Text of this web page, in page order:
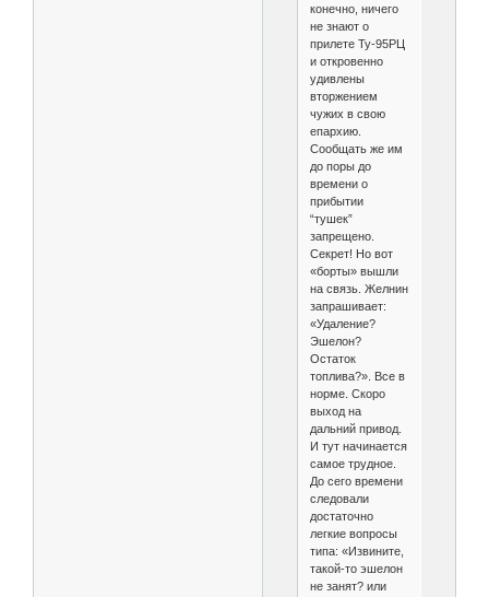
конечно, ничего
не знают о
прилете Ту-95РЦ
и откровенно
удивлены
вторжением
чужих в свою
епархию.
Сообщать же им
до поры до
времени о
прибытии
“тушек”
запрещено.
Секрет! Но вот
«борты» вышли
на связь. Желнин
запрашивает:
«Удаление?
Эшелон?
Остаток
топлива?». Все в
норме. Скоро
выход на
дальний привод.
И тут начинается
самое трудное.
До сего времени
следовали
достаточно
легкие вопросы
типа: «Извините,
такой-то эшелон
не занят? или